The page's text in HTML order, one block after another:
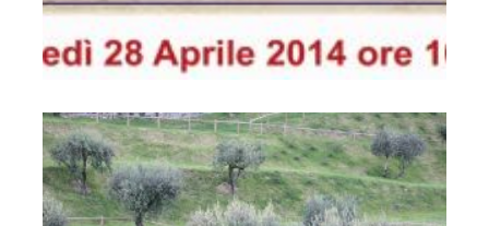
Parco Cittadino "Orto del Vescovo" "Caduti di Nassirya"